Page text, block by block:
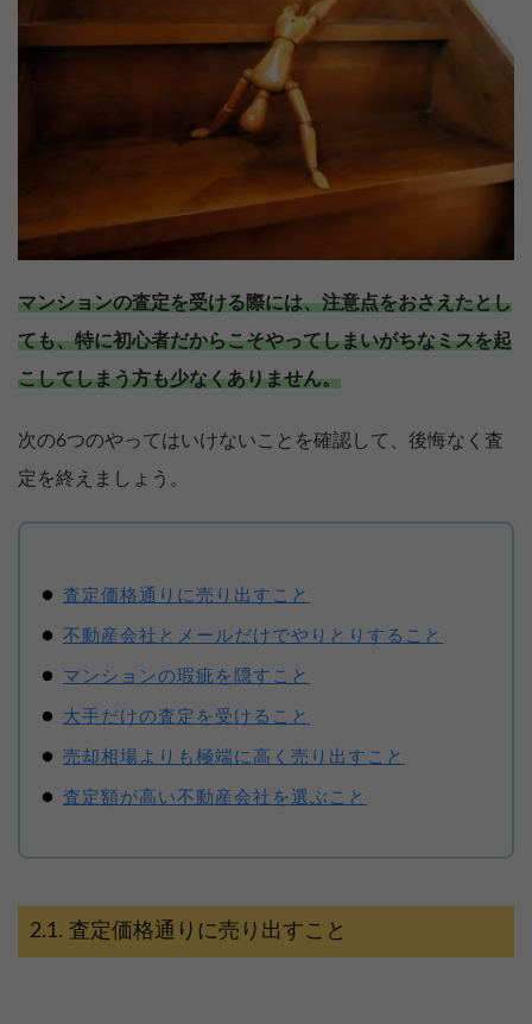
マンションの査定を受ける際には、注意点をおさえたとし
ても、特に初心者だからこそやってしまいがちなミスを起
こしてしまう方も少なくありません。
次の6つのやってはいけないことを確認して、後悔なく査
定を終えましょう。
査定価格通りに売り出すこと
不動産会社とメールだけでやりとりすること
マンションの瑕疵を隠すこと
大手だけの査定を受けること
売却相場よりも極端に高く売り出すこと
査定額が高い不動産会社を選ぶこと
査定価格通りに売り出すこと